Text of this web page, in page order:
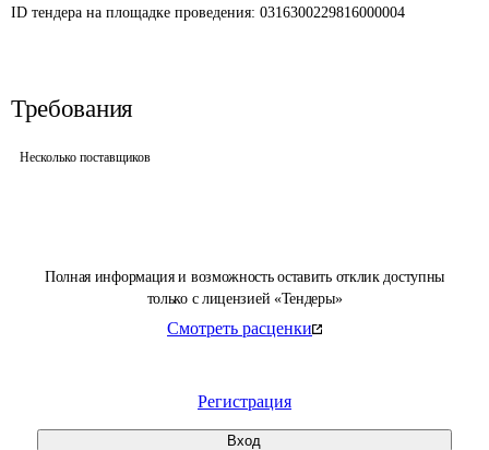
Полная информация и возможность оставить отклик доступны
только с лицензией «Тендеры»
Смотреть расценки
Регистрация
Вход
ID тендера на площадке проведения: 0316300229816000004
Требования
Несколько поставщиков